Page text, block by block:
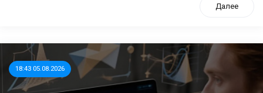
Далее
18:43 05.08.2026